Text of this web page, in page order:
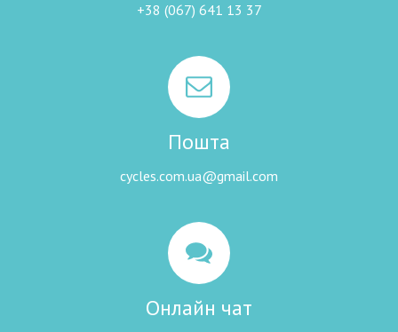
+38 (067) 641 13 37
Пошта
cycles.com.ua@gmail.com
Онлайн чат